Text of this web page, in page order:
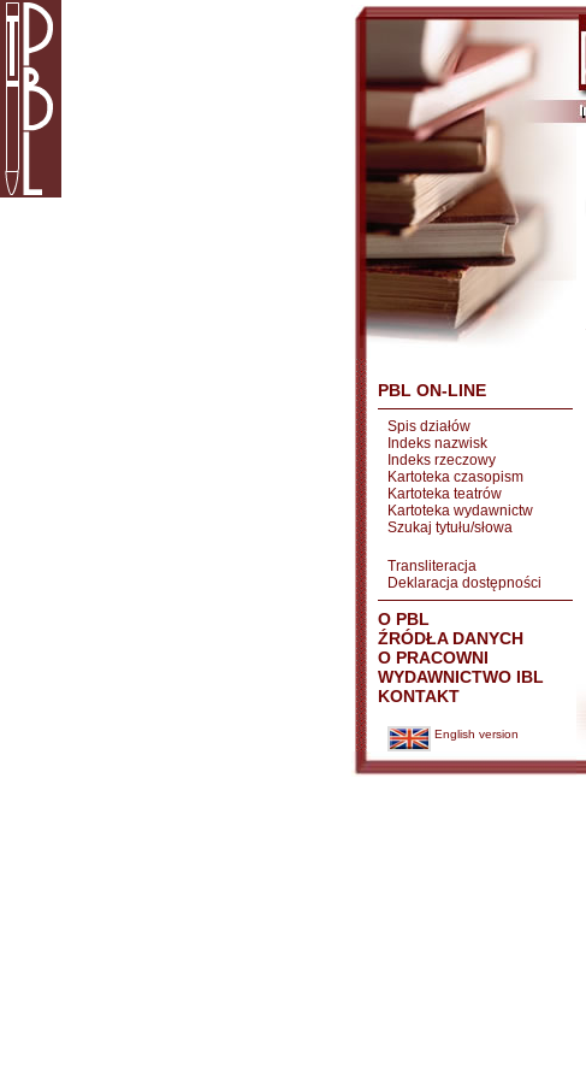
PBL ON-LINE
Spis działów
Indeks nazwisk
Indeks rzeczowy
Kartoteka czasopism
Kartoteka teatrów
Kartoteka wydawnictw
Szukaj tytułu/słowa
Transliteracja
Deklaracja dostępności
O PBL
ŹRÓDŁA DANYCH
O PRACOWNI
WYDAWNICTWO IBL
KONTAKT
English version